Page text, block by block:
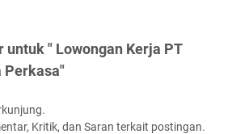
untuk " Lowongan Kerja PT
Perkasa"
Kritik, dan Saran terkait postingan.